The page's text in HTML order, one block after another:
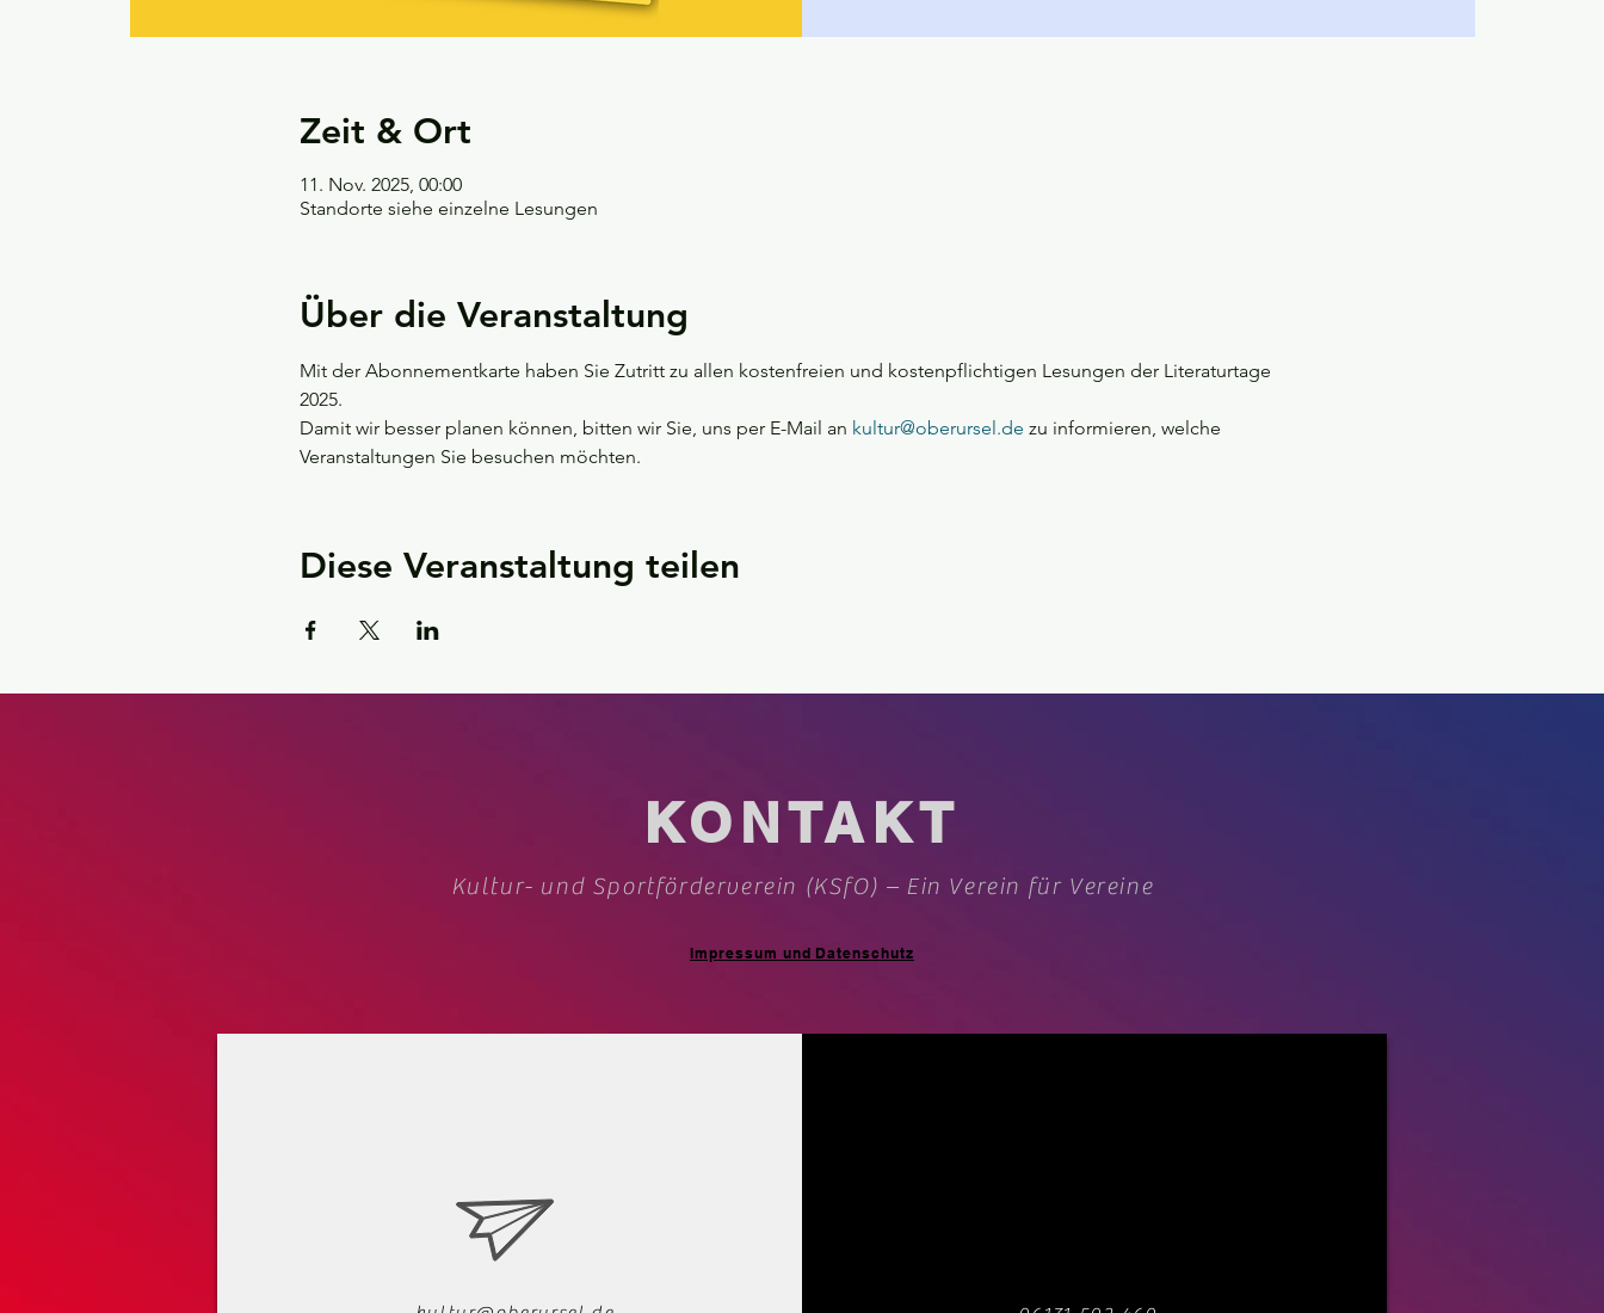
Zeit & Ort
11. Nov. 2025, 00:00
Standorte siehe einzelne Lesungen
Über die Veranstaltung
Mit der Abonnementkarte haben Sie Zutritt zu allen kostenfreien und kostenpflichtigen Lesungen der Literaturtage
2025.
Damit wir besser planen können, bitten wir Sie, uns per E-Mail an kultur@oberursel.de zu informieren, welche
Veranstaltungen Sie besuchen möchten.
Diese Veranstaltung teilen
KONTAKT
Kultur- und Sportförderverein (KSfO) – Ein Verein für Vereine
Impressum und Datenschutz